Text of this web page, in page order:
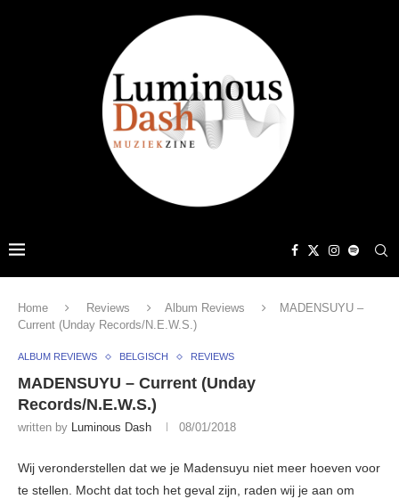
Home Reviews Album Reviews
MADENSUYU –
Current (Unday Records/N.E.W.S.)
ALBUM REVIEWS BELGISCH REVIEWS
MADENSUYU – Current (Unday
Records/N.E.W.S.)
written by Luminous Dash 08/01/2018
Wij veronderstellen dat we je Madensuyu niet meer hoeven voor
te stellen. Mocht dat toch het geval zijn, raden wij je aan om